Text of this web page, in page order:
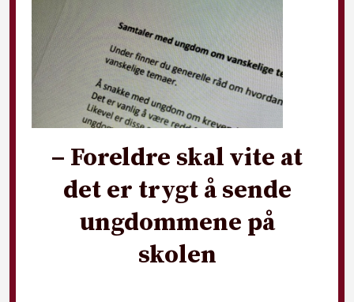
– Foreldre skal vite at
det er trygt å sende
ungdommene på
skolen